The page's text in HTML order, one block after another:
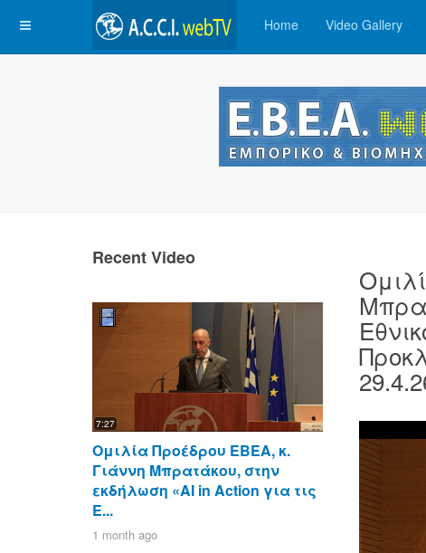
Home Video Gallery
Recent Video
7:27
Ομιλία Προέδρου ΕΒΕΑ, κ.
Γιάννη Μπρατάκου, στην
εκδήλωση «AI in Action για τις
Ε...
1 month ago